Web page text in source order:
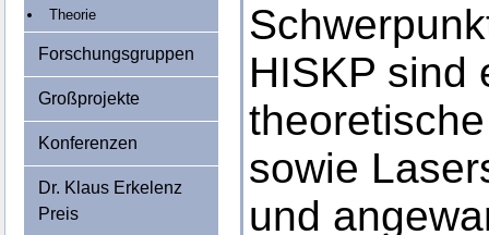
Theorie
Forschungsgruppen
Großprojekte
Konferenzen
Dr. Klaus Erkelenz
Preis
HISKP sind
sowie
und